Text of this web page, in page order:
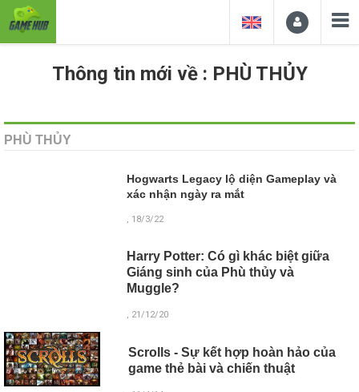
Thông tin mới về : PHÙ THỦY
PHÙ THỦY
Hogwarts Legacy lộ diện Gameplay và
xác nhận ngày ra mắt
, 18/3/22
Harry Potter: Có gì khác biệt giữa
Giáng sinh của Phù thủy và
Muggle?
, 21/12/20
Scrolls - Sự kết hợp hoàn hảo của
game thẻ bài và chiến thuật